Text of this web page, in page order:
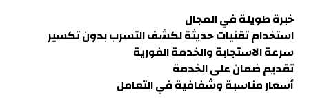
خبرة طويلة في المجال
استخدام تقنيات حديثةلكشف التسرب بدون تكسير
سرعة الاستجابة والخدمة الفورية
تقديم ضمان على الخدمة
أسعار مناسبة وشفافية في التعامل